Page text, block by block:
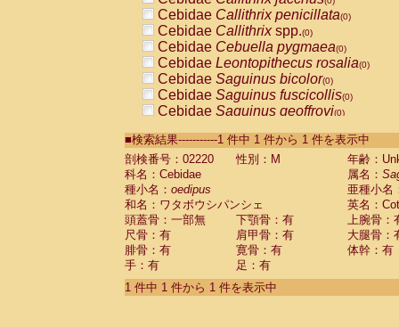
Cebidae Callithrix penicillata(0)
Cebidae Callithrixspp.(0)
Cebidae Cebuella pygmaea(0)
Cebidae Leontopithecus rosalia(0)
Cebidae Saguinus bicolor(0)
Cebidae Saguinus fuscicollis(0)
Cebidae Saguinus geoffroyi(0)
CebidaeSaguinus labiatus(0)
Cebidae Saguinus leucopus (0)
Cebidae
Cebidae
CebidaeSaguinus nigricollis (0)
Cebidae Saguinus oedipus
Cebidae Saguinus weddelli
Cebidae Saguinusspp.
Cebidae Aotus trivirgatus
Cebidae Cebus albifrons
■検索結果-----------1 件中 1 件から 1 件を表示中
剖検番号：02220
性別：M
年齢：
科名：Cebidae
属名：
種小名： oedipus
亜種小名
和名：ワタボウシパンシェ
英名：
頭蓋骨：一部無
下顎骨：有
上腕骨：
尺骨：有
肩甲骨：有
大腿骨：
腓骨：有
寛骨：有
体幹：有
手：有
足：有
1 件中 1 件から 1 件を表示中